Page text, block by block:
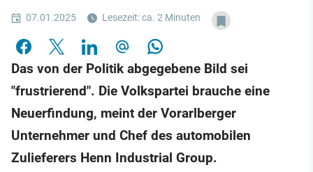
07.01.2025 Lesezeit: ca. 2 Minuten
Das von der Politik abgegebene Bild sei
"frustrierend". Die Volkspartei brauche eine
Neuerfindung, meint der Vorarlberger
Unternehmer und Chef des automobilen
Zulieferers Henn Industrial Group.